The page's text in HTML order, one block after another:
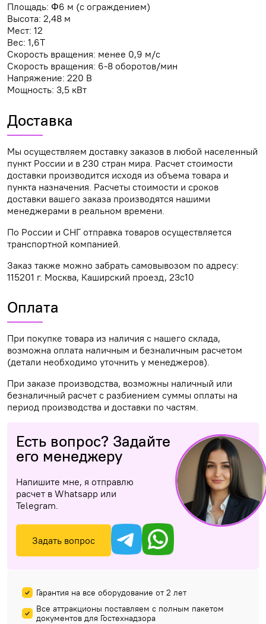
Площадь: Φ6 м (с ограждением)
Высота: 2,48 м
Мест: 12
Вес: 1,6T
Скорость вращения: менее 0,9 м/с
Скорость вращения: 6-8 оборотов/мин
Напряжение: 220 В
Мощность: 3,5 кВт
Доставка
Мы осуществляем доставку заказов в любой населенный
пункт России и в 230 стран мира. Расчет стоимости
доставки производится исходя из объема товара и
пункта назначения. Расчеты стоимости и сроков
доставки вашего заказа производятся нашими
менеджерами в реальном времени.
По России и СНГ отправка товаров осуществляется
транспортной компанией.
Заказ также можно забрать самовывозом по адресу:
115201 г. Москва, Каширский проезд, 23с10
Оплата
При покупке товара из наличия с нашего склада,
возможна оплата наличным и безналичным расчетом
(детали необходимо уточнить у менеджеров).
При заказе производства, возможны наличный или
безналичный расчет с разбиением суммы оплаты на
период производства и доставки по частям.
Есть вопрос? Задайте
его менеджеру
Напишите мне, я отправлю
расчет в Whatsapp или
Telegram.
Задать вопрос
Гарантия на все оборудование от 2 лет
Все аттракционы поставляем с полным пакетом
документов для Гостехнадзора